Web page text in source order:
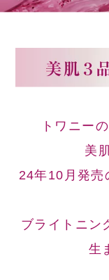
トワニー
美
24年10月発売
ブライトニン
生